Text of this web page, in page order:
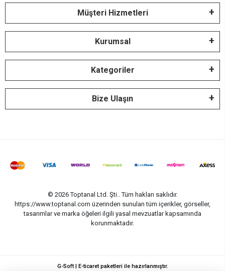
Müşteri Hizmetleri
Kurumsal
Kategoriler
Bize Ulaşın
© 2026 Toptanal Ltd. Şti.. Tüm hakları saklıdır.
https://www.toptanal.com üzerinden sunulan tüm içerikler, görseller,
tasarımlar ve marka öğeleri ilgili yasal mevzuatlar kapsamında
korunmaktadır.
G-Soft | E-ticaret paketleri ile hazırlanmıştır.